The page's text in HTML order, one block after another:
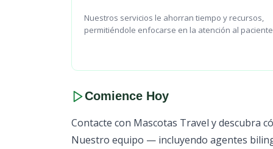
Nuestros servicios le ahorran tiempo y recursos,
permitiéndole enfocarse en la atención al
Comience Hoy
Contacte con Mascotas Travel y descubra
Nuestro equipo — incluyendo agentes